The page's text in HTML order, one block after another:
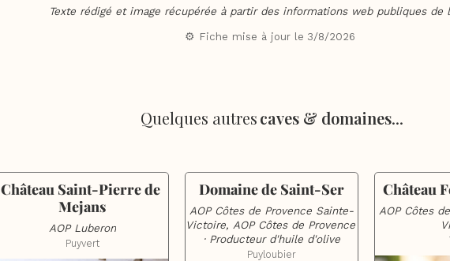
Texte rédigé et image récupérée à partir des informations web publiques de
⚙️ Fiche mise à jour le 3/8/2026
Quelques autrescaves & domaines...
Château Saint-Pierre de
Mejans
AOP Luberon
Puyvert
Domaine de Saint-Ser
AOP Côtes de Provence Sainte-
Victoire, AOP Côtes de Provence
· Producteur d'huile d'olive
Puyloubier
Château
AOP Côtes